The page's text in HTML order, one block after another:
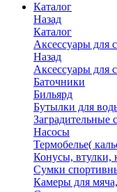
Каталог
Назад
Каталог
Аксессуары для
Назад
Аксессуары для
Баточники
Бильярд
Бутылки для
Заградительные
Насосы
Термобелье(
Конусы,
Сумки
Камеры для